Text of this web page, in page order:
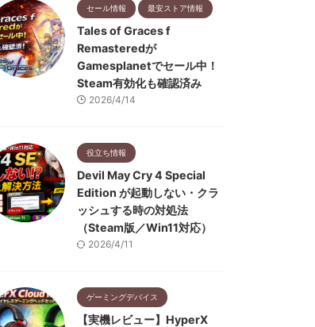
セール情報 最安ストア情報
Tales of Graces f
Remasteredが
Gamesplanetでセール中！
Steam有効化も確認済み
2026/4/14
役立ち情報
Devil May Cry 4 Special
Edition が起動しない・クラ
ッシュする時の対処法
（Steam版／Win11対応）
2026/4/11
ゲーミングデバイス
【実機レビュー】HyperX